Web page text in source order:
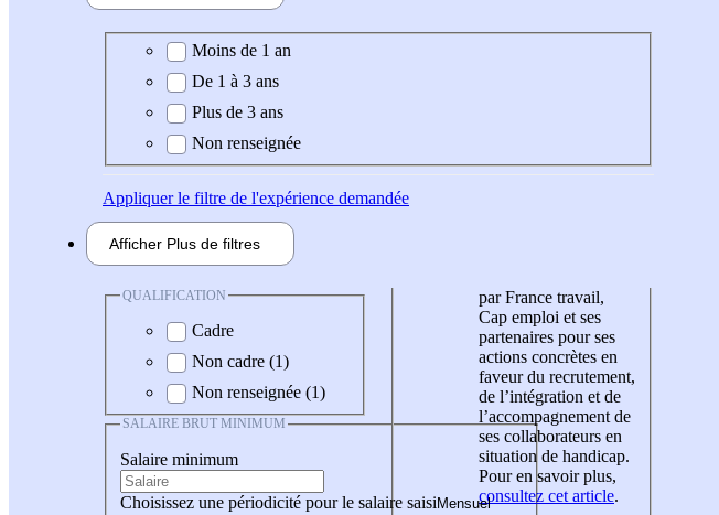
Expérience demandée
Moins de 1 an
De 1 à 3 ans
Plus de 3 ans
Non renseignée
Appliquerle filtre de l'expérience demandée
Afficher Plus de filtres
QUALIFICATION
Cadre
Non cadre (1)
Non renseignée (1)
SALAIRE BRUT MINIMUM
Salaire minimum
Choisissez une périodicité pour le salaire saisi
par France travail,
Cap emploi et ses
partenaires pour ses
actions concrètes en
faveur du recrutement,
de l’intégration et de
l’accompagnement de
ses collaborateurs en
situation de handicap.
Pour en savoir plus,
consultez cet article.